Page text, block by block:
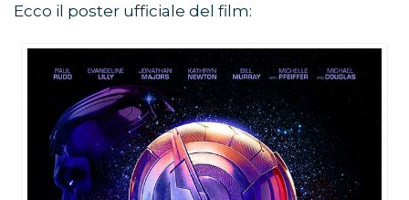
Ecco il poster ufficiale del film: